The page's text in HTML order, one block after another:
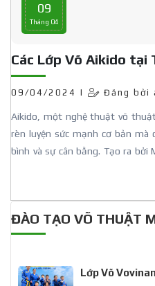
09
Tháng 04
Các Lớp Võ Aikido tại
09/04/2024 | Đăng bởi
Aikido, một nghệ thuật võ
rèn luyện sức mạnh cơ bản mà
bình và sự cân bằng. Tạo ra bởi
của đối thủ để đạt được kỹ thuật
ĐÀO TẠO VÕ THUẬT
Lớp Võ